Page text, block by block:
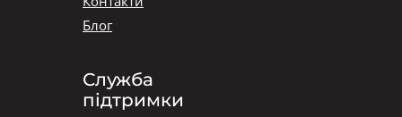
Блог
Служба
підтримки